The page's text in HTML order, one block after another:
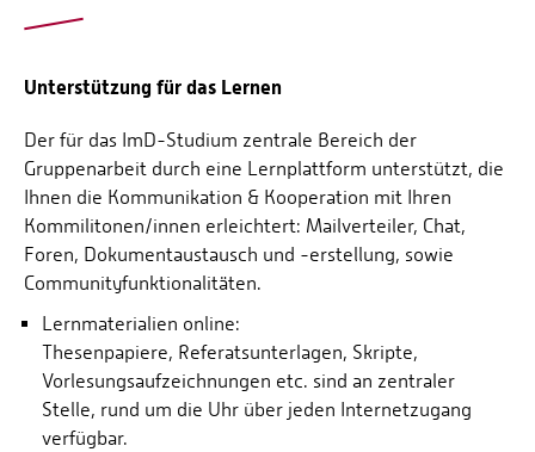
Unterstützung für das Lernen
Der für das ImD-Studium zentrale Bereich der
Gruppenarbeit durch eine Lernplattform unterstützt, die
Ihnen die Kommunikation & Kooperation mit Ihren
Kommilitonen/innen erleichtert: Mailverteiler, Chat,
Foren, Dokumentaustausch und -erstellung, sowie
Communityfunktionalitäten.
Lernmaterialien online:
Thesenpapiere, Referatsunterlagen, Skripte,
Vorlesungsaufzeichnungen etc. sind an zentraler
Stelle, rund um die Uhr über jeden Internetzugang
verfügbar.